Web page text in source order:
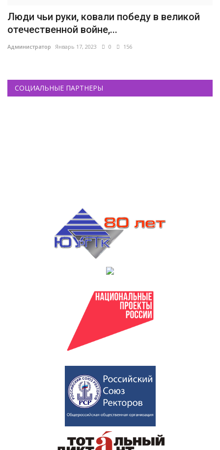
Люди чьи руки, ковали победу в великой
отечественной войне,...
Администратор Январь 17, 2023 0 156
СОЦИАЛЬНЫЕ ПАРТНЕРЫ